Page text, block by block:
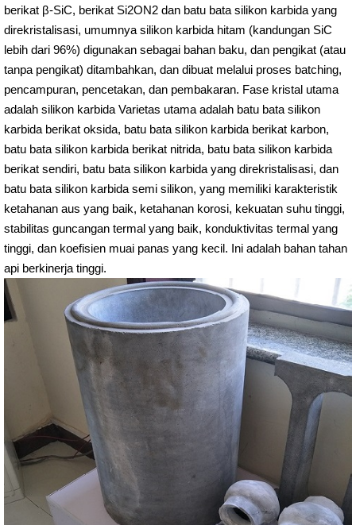
berikat β-SiC, berikat Si2ON2 dan batu bata silikon karbida yang
direkristalisasi, umumnya silikon karbida hitam (kandungan SiC
lebih dari 96%) digunakan sebagai bahan baku, dan pengikat (atau
tanpa pengikat) ditambahkan, dan dibuat melalui proses batching,
pencampuran, pencetakan, dan pembakaran. Fase kristal utama
adalah silikon karbida Varietas utama adalah batu bata silikon
karbida berikat oksida, batu bata silikon karbida berikat karbon,
batu bata silikon karbida berikat nitrida, batu bata silikon karbida
berikat sendiri, batu bata silikon karbida yang direkristalisasi, dan
batu bata silikon karbida semi silikon, yang memiliki karakteristik
ketahanan aus yang baik, ketahanan korosi, kekuatan suhu tinggi,
stabilitas guncangan termal yang baik, konduktivitas termal yang
tinggi, dan koefisien muai panas yang kecil. Ini adalah bahan tahan
api berkinerja tinggi.